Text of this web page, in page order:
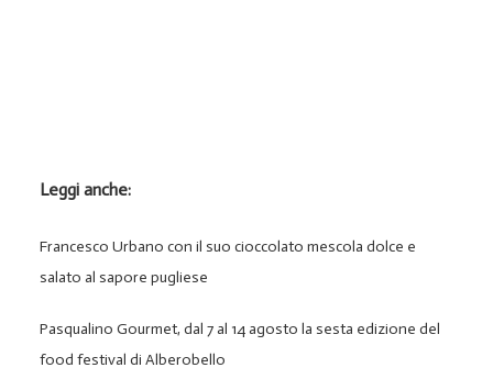
Leggi anche:
Francesco Urbano con il suo cioccolato mescola dolce e
salato al sapore pugliese
Pasqualino Gourmet, dal 7 al 14 agosto la sesta edizione del
food festival di Alberobello